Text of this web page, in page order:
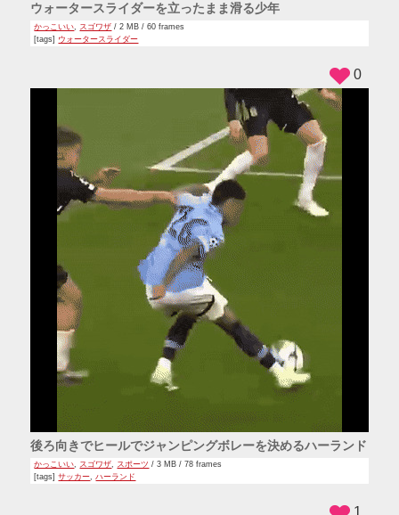
ウォータースライダーを立ったまま滑る少年
かっこいい スゴワザ / 2 MB / 60 frames
[tags] ウォータースライダー
後ろ向きでヒールでジャンピングボレーを決めるハーランド
かっこいい スゴワザ スポーツ / 3 MB / 78 frames
[tags]サッカー,ハーランド
0
1